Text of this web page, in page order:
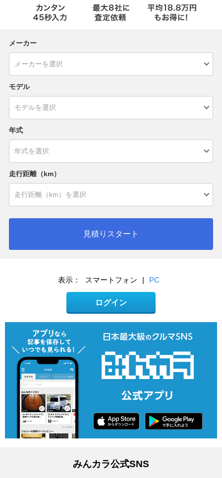
メーカー
モデル
年式
走行距離（km）
見積りスタート
表示： スマートフォン | PC
ログイン
みんカラ公式SNS